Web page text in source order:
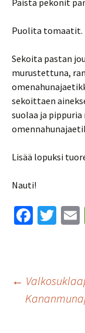
Paista pekonit
Puolita tomaatit.
Sekoita pastan
murustettuna,
sekoittaen
suolaa ja
Lisää lopuksi
Nauti!
Fa
o
o
k
T
er
←